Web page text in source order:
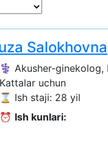
Salokhovna
⚕️ Akusher-ginekolog,
Kattalar uchun
⌛ Ish staji: 28 yil
⏰ Ish kunlari: